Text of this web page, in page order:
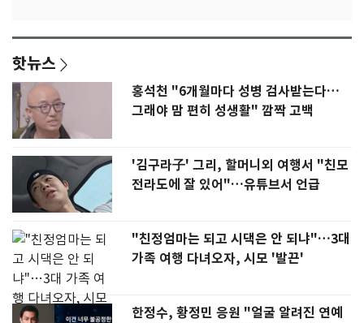
핫뉴스
홍석천 "6개월마다 성병 검사받는다…
그래야 맘 편히 성생활" 깜짝 고백
'김구라子' 그리, 할머니외 여행서 "친모
전라도에 잘 있어"…유튜브서 언급
"친정엄마는 되고 시댁은 안 되냐"…3대
가족 여행 다녀오자, 시모 '발끈'
한정수, 황정민 응원 "얼굴 알려진 연예